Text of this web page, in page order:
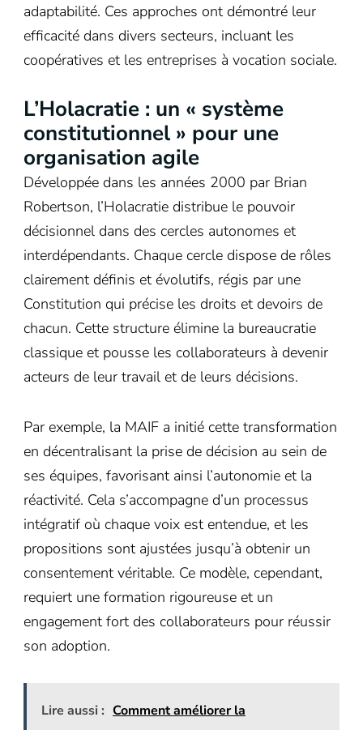
adaptabilité. Ces approches ont démontré leur
efficacité dans divers secteurs, incluant les
coopératives et les entreprises à vocation sociale.
L’Holacratie : un « système
constitutionnel » pour une
organisation agile
Développée dans les années 2000 par Brian
Robertson, l’Holacratie distribue le pouvoir
décisionnel dans des cercles autonomes et
interdépendants. Chaque cercle dispose de rôles
clairement définis et évolutifs, régis par une
Constitution qui précise les droits et devoirs de
chacun. Cette structure élimine la bureaucratie
classique et pousse les collaborateurs à devenir
acteurs de leur travail et de leurs décisions.
Par exemple, la MAIF a initié cette transformation
en décentralisant la prise de décision au sein de
ses équipes, favorisant ainsi l’autonomie et la
réactivité. Cela s’accompagne d’un processus
intégratif où chaque voix est entendue, et les
propositions sont ajustées jusqu’à obtenir un
consentement véritable. Ce modèle, cependant,
requiert une formation rigoureuse et un
engagement fort des collaborateurs pour réussir
son adoption.
Lire aussi : Comment améliorer la